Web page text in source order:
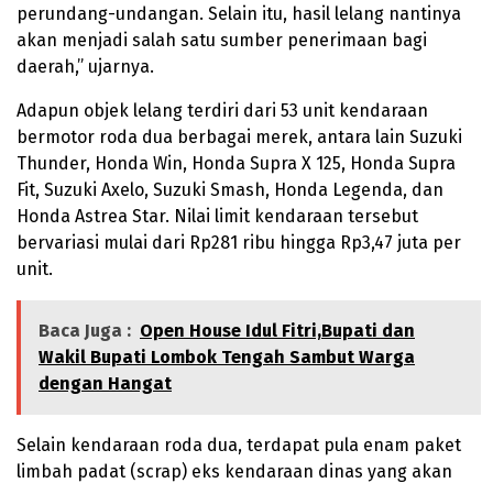
perundang-undangan. Selain itu, hasil lelang nantinya
akan menjadi salah satu sumber penerimaan bagi
daerah,” ujarnya.
Adapun objek lelang terdiri dari 53 unit kendaraan
bermotor roda dua berbagai merek, antara lain Suzuki
Thunder, Honda Win, Honda Supra X 125, Honda Supra
Fit, Suzuki Axelo, Suzuki Smash, Honda Legenda, dan
Honda Astrea Star. Nilai limit kendaraan tersebut
bervariasi mulai dari Rp281 ribu hingga Rp3,47 juta per
unit.
Baca Juga : Open House Idul Fitri,Bupati dan
Wakil Bupati Lombok Tengah Sambut Warga
dengan Hangat
Selain kendaraan roda dua, terdapat pula enam paket
limbah padat (scrap) eks kendaraan dinas yang akan